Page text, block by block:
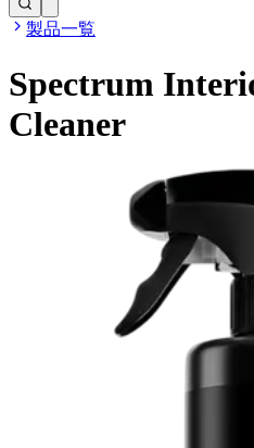
製品一覧
Spectrum
Cleaner